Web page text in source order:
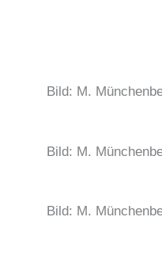
Bild: M.
Bild: M.
Bild: M.